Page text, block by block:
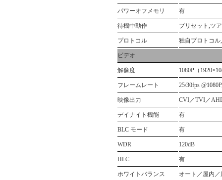
パワーオフメモリ 有
待機中動作 プリセット,ツ
プロトコル 独自プロトコル,
ビデオ
解像度 1080P（
フレームレート 25/30fps
映像出力 CVI／TVI／
デイナイト機能 有
BLC モード 有
WDR 120dB
HLC 有
ホワイトバランス オート／屋内